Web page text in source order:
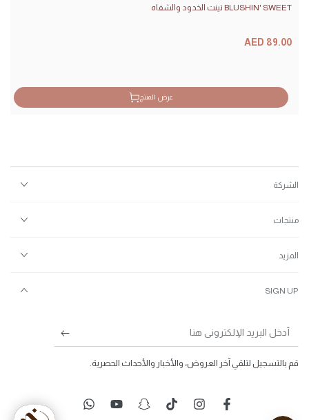
Peony
BLUSHIN' SWEET تينت الخدود والشفاه
السعر
AED 89.00
عرض المنتج
الشركة
منتجات
المزيد
SIGN UP
أدخل
البريد
الإلكتروني
قم بالتسجيل لتلقي آخر العروض، والأخبار والأحداث الحصرية.
الفيس بوكإينستاجرامwww.tiktok.com/@nohanabilbeauty
سناب شاتيوتيوبواتساب